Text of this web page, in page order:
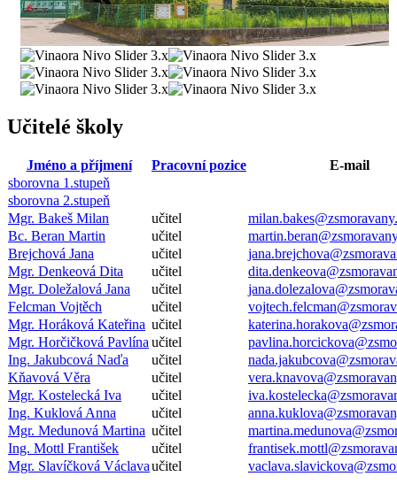
Učitelé školy
Jméno a příjmení Pracovní pozice
E-mail
sborovna 1.stupeň
sborovna 2.stupeň
Mgr. Bakeš Milan
učitel
Bc. Beran Martin
učitel
Brejchová Jana
učitel
Mgr. Denkeová Dita
učitel
Mgr. Doležalová Jana
učitel
Felcman Vojtěch
učitel
Mgr. Horáková Kateřina učitel
Mgr. Horčičková Pavlína učitel
Ing. Jakubcová Naďa
učitel
Kňavová Věra
učitel
Mgr. Kostelecká Iva
učitel
Ing. Kuklová Anna
učitel
Mgr. Medunová Martina učitel
Ing. Mottl František
učitel
Mgr. Slavíčková Václavaučitel